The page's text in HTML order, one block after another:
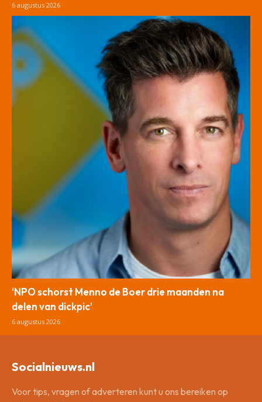
6 augustus 2026
‘NPO schorst Menno de Boer drie maanden na
delen van dickpic’
6 augustus 2026
Socialnieuws.nl
Voor tips, vragen of adverteren kunt u ons bereiken op